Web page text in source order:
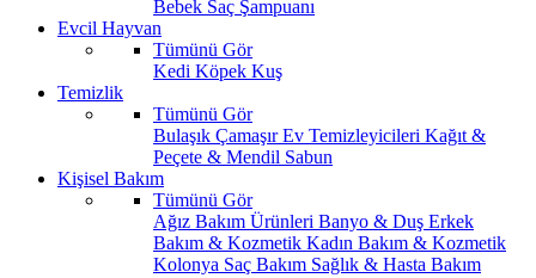
Bebek Saç Şampuanı
Evcil Hayvan
Tümünü Gör
Kedi Köpek Kuş
Temizlik
Tümünü Gör
Bulaşık ÇamaşırEv Temizleyicileri Kağıt &
Peçete & Mendil Sabun
Kişisel Bakım
Tümünü Gör
Ağız Bakım Ürünleri Banyo & Duş Erkek
Bakım & Kozmetik Kadın Bakım & Kozmetik
Kolonya Saç Bakım Sağlık & Hasta Bakım